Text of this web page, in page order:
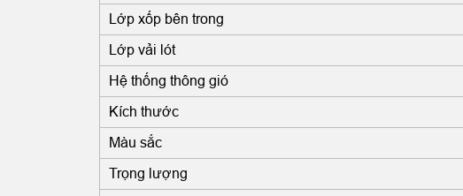
Lớp xốp bên trong
Lớp vải lót
Hệ thống thông gió
Kích thước
Màu sắc
Trọng lượng